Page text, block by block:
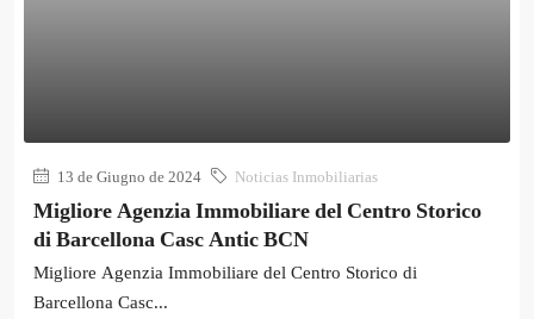
13 de Giugno de 2024 Noticias Inmobiliarias
Migliore Agenzia Immobiliare del Centro Storico
di Barcellona Casc Antic BCN
Migliore Agenzia Immobiliare del Centro Storico di
Barcellona Casc...